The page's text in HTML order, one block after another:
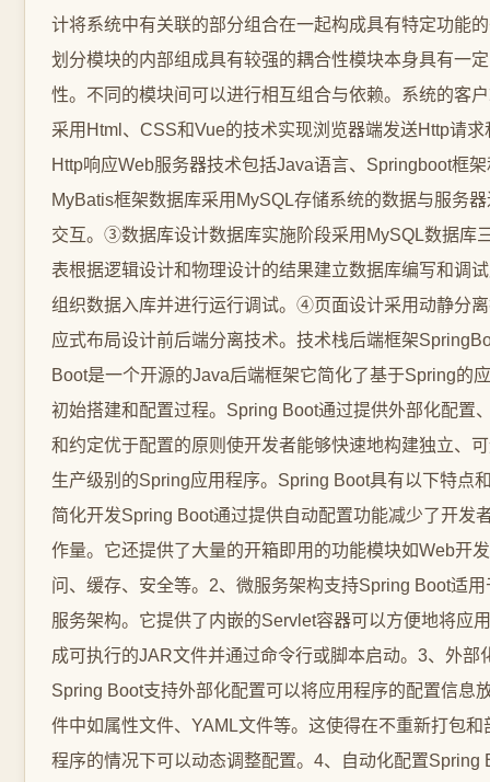
计将系统中有关联的部分组合在一起构成具有特定功能
划分模块的内部组成具有较强的耦合性模块本身具有一
性。不同的模块间可以进行相互组合与依赖。系统的客
采用Html、CSS和Vue的技术实现浏览器端发送Http请求
Http响应Web服务器技术包括Java语言、Springboot框架
MyBatis框架数据库采用MySQL存储系统的数据与服务
交互。③数据库设计数据库实施阶段采用MySQL数据库
表根据逻辑设计和物理设计的结果建立数据库编写和调
组织数据入库并进行运行调试。④页面设计采用动静分
应式布局设计前后端分离技术。技术栈后端框架
Boot是一个开源的Java后端框架它简化了基于Spring的
初始搭建和配置过程。Spring Boot通过提供外部化配置
和约定优于配置的原则使开发者能够快速地构建独立、
生产级别的Spring应用程序。Spring Boot具有以下特点
简化开发Spring Boot通过提供自动配置功能减少了开发
作量。它还提供了大量的开箱即用的功能模块如Web开
问、缓存、安全等。2、微服务架构支持Spring Boot适
服务架构。它提供了内嵌的Servlet容器可以方便地将应
成可执行的JAR文件并通过命令行或脚本启动。3、外部
Spring Boot支持外部化配置可以将应用程序的配置信息
件中如属性文件、YAML文件等。这使得在不重新打包和
程序的情况下可以动态调整配置。4、自动化配置Spring